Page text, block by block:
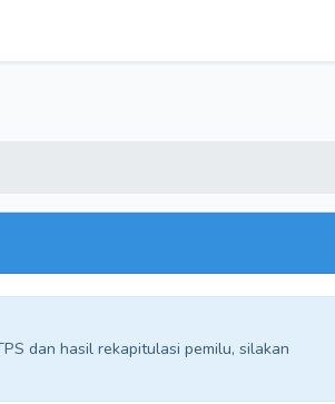
dan hasil rekapitulasi pemilu, silakan